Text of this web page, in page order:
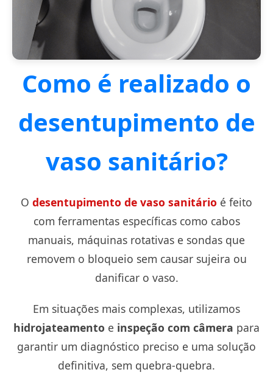
Como é realizado o
desentupimento de
vaso sanitário?
O desentupimento de vaso sanitário é feito
com ferramentas específicas como cabos
manuais, máquinas rotativas e sondas que
removem o bloqueio sem causar sujeira ou
danificar o vaso.
Em situações mais complexas, utilizamos
hidrojateamento e inspeção com câmera para
garantir um diagnóstico preciso e uma solução
definitiva, sem quebra-quebra.